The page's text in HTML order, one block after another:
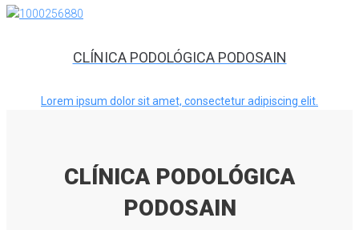
CLÍNICA PODOLÓGICA PODOSAIN
Lorem ipsum dolor sit amet, consectetur adipiscing elit.
CLÍNICA PODOLÓGICA
PODOSAIN